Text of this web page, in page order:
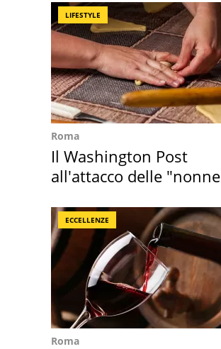
LIFESTYLE
Roma
Il Washington Post
all'attacco delle "nonne
ECCELLENZE
Roma